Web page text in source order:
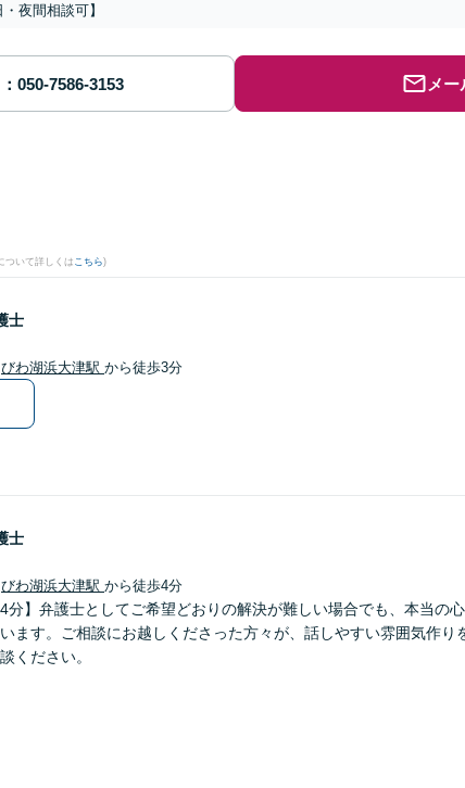
夜間相談可】
メ
ついて詳しくはこちら)
士
びわ湖浜大津駅 から徒歩3分
士
びわ湖浜大津駅 から徒歩4分
4分】弁護士としてご希望どおりの解決が難しい場合でも、本当の
ます。ご相談にお越しくださった方々が、話しやすい雰囲気作り
ください。